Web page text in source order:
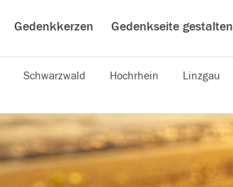
Gedenkkerzen Gedenkseite gestalten
Schwarzwald Hochrhein Linzgau